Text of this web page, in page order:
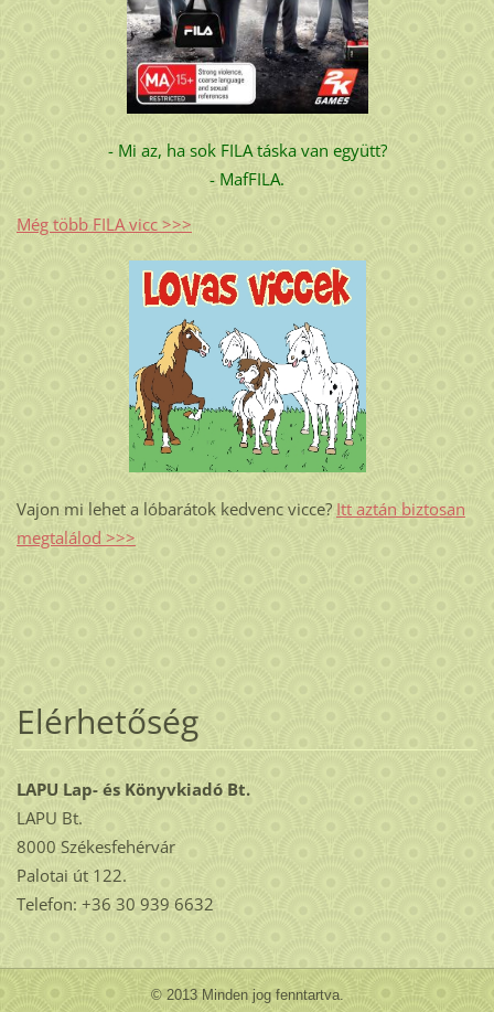
- Mi az, ha sok FILA táska van együtt?
- MafFILA.
Még több FILA vicc >>>
Vajon mi lehet a lóbarátok kedvenc vicce? Itt aztán biztosan
megtalálod >>>
Elérhetőség
LAPU Lap- és Könyvkiadó Bt.
LAPU Bt.
8000 Székesfehérvár
Palotai út 122.
Telefon: +36 30 939 6632
© 2013 Minden jog fenntartva.